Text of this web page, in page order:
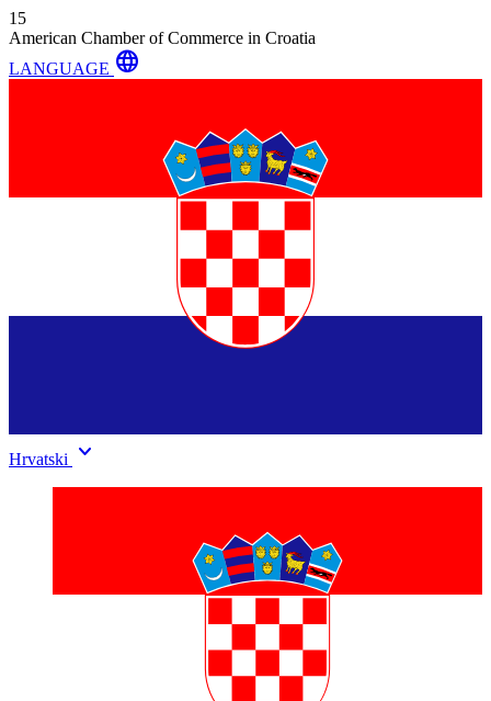
15
American Chamber of Commerce in Croatia
LANGUAGE language
Hrvatski keyboard_arrow_down